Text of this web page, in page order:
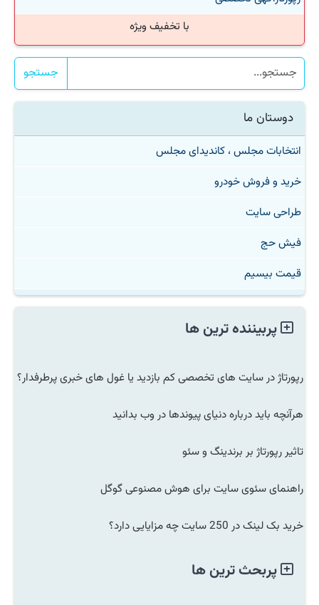
با تخفیف ویژه
جستجو
دوستان ما
انتخابات مجلس ، کاندیدای مجلس
خرید و فروش خودرو
طراحی سایت
فیش حج
قیمت بیسیم
پربیننده ترین ها
رپورتاژ در سایت های تخصصی کم بازدید یا غول های خبری پرطرفدار؟
هرآنچه باید درباره دنیای پیوندها در وب بدانید
تاثیر رپورتاژ بر برندینگ و سئو
راهنمای سئوی سایت برای هوش مصنوعی گوگل
خرید بک لینک در 250 سایت چه مزایایی دارد؟
پربحث ترین ها